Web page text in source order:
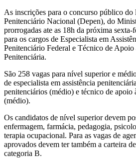
As inscrições para o concurso público do
Penitenciário Nacional (Depen), do
prorrogadas ate as 18h da próxima sexta-
para os cargos de Especialista em
Penitenciário Federal e Técnico de Apoio
Penitenciária.
São 258 vagas para nível superior e
de especialista em assistência
penitenciários (médio) e técnico de apoio
(médio).
Os candidatos de nível superior devem
enfermagem, farmácia, pedagogia,
terapia ocupacional. Para as vagas de
aprovados devem ter também a carteira
categoria B.